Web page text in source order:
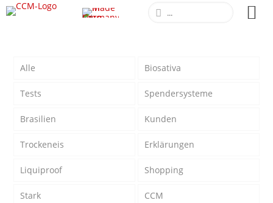
Alle Biosativa
Tests Spendersysteme
Brasilien Kunden
Trockeneis Erklärungen
Liquiproof Shopping
Stark CCM